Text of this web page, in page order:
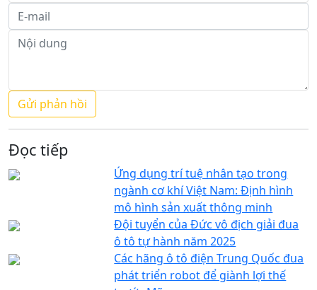
Đọc tiếp
Ứng dụng trí tuệ nhân tạo trong
ngành cơ khí Việt Nam: Định hình
mô hình sản xuất thông minh
Đội tuyển của Đức vô địch giải đua
ô tô tự hành năm 2025
Các hãng ô tô điện Trung Quốc đua
phát triển robot để giành lợi thế